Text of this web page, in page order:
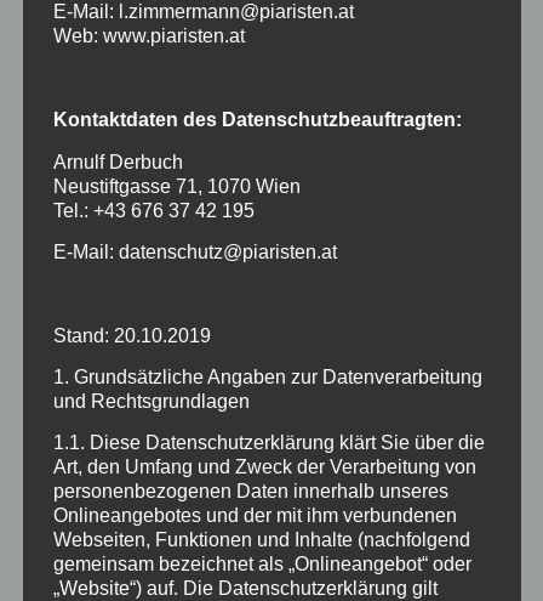
mehr
Auftrag & Aufgaben
mehr
E-Mail: l.zimmermann@piaristen.at
Web: www.piaristen.at
Kontaktdaten des Datenschutzbeauftragten:
Arnulf Derbuch
Neustiftgasse 71, 1070 Wien
Tel.: +43 676 37 42 195
E-Mail: datenschutz@piaristen.at
Stand: 20.10.2019
1. Grundsätzliche Angaben zur Datenverarbeitung
und Rechtsgrundlagen
1.1. Diese Datenschutzerklärung klärt Sie über die
Art, den Umfang und Zweck der Verarbeitung von
personenbezogenen Daten innerhalb unseres
Onlineangebotes und der mit ihm verbundenen
Webseiten, Funktionen und Inhalte (nachfolgend
gemeinsam bezeichnet als „Onlineangebot“ oder
„Website“) auf. Die Datenschutzerklärung gilt